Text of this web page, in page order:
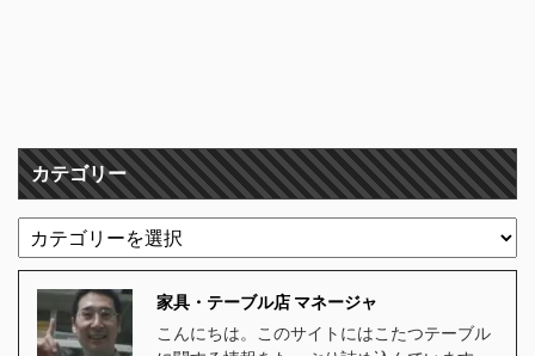
カテゴリー
家具・テーブル店 マネージャ
こんにちは。このサイトにはこたつテーブル